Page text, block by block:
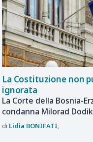
La Costituzione non
ignorata
La Corte della Bosnia-
condanna Milorad Dodik
Lidia BONIFATI